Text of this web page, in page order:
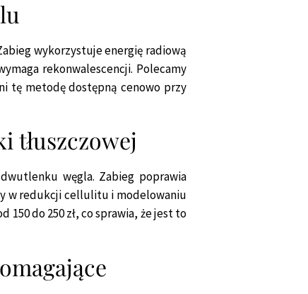
wykorzystuje energię radiową
rekonwalescencji. Polecamy
tę metodę dostępną cenowo przy
tłuszczowej
węgla. Zabieg poprawia
w redukcji cellulitu i modelowaniu
150 do 250 zł, co sprawia, że jest to